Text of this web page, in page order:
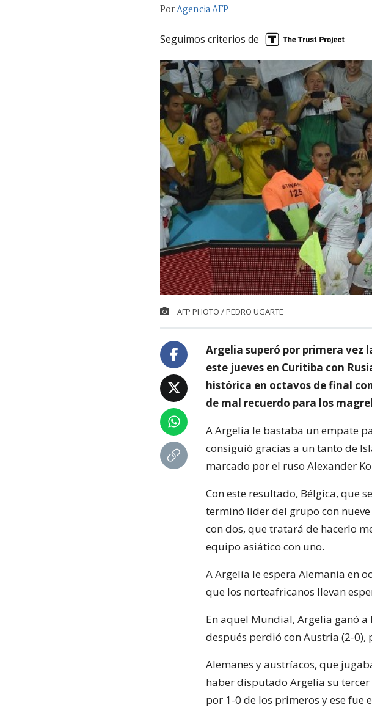
PorAgencia AFP
Seguimos criterios de
AFP PHOTO / PEDRO UGARTE
Argelia superó por primera vez
este jueves en Curitiba con
histórica en octavos de final
de mal recuerdo para los
A Argelia le bastaba un empate
consiguió gracias a un tanto de
marcado por el ruso Alexander
Con este resultado, Bélgica, que
terminó líder del grupo con
con dos, que tratará de hacerlo
equipo asiático con uno.
A Argelia le espera Alemania en
que los norteafricanos llevan
En aquel Mundial, Argelia ganó
después perdió con Austria (2-
Alemanes y austríacos, que
haber disputado Argelia su
por 1-0 de los primeros y ese fue